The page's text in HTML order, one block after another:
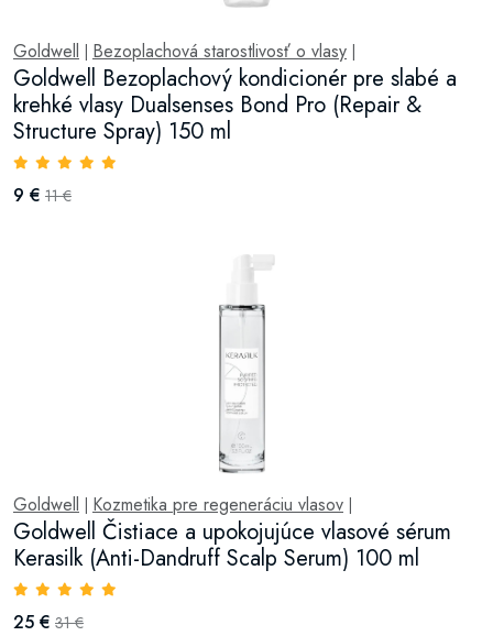
Goldwell Bezoplachová starostlivosť o vlasy
Goldwell Bezoplachový kondicionér pre slabé a
krehké vlasy Dualsenses Bond Pro (Repair &
Structure Spray) 150 ml
9 € 11 €
Goldwell Kozmetika pre regeneráciu vlasov
Goldwell Čistiace a upokojujúce vlasové sérum
Kerasilk (Anti-Dandruff Scalp Serum) 100 ml
25 € 31 €